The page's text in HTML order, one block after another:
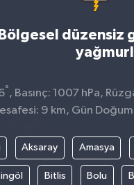
Bölgesel düzensiz
° , Basınç: 1007 hPa,
9 km, Gün
Aksaray Amasya
Bitlis Bolu